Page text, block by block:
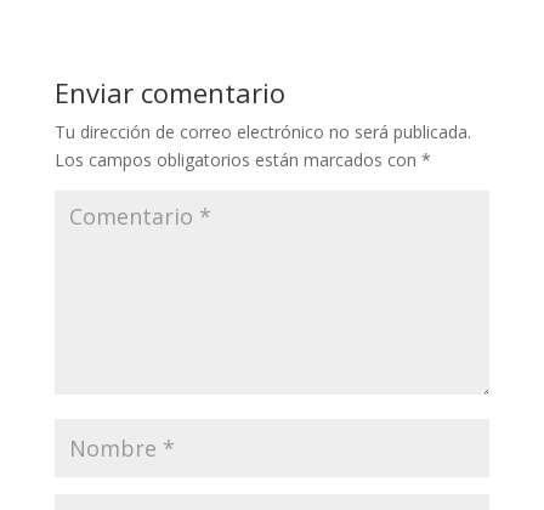
Enviar comentario
Tu dirección de correo electrónico no será publicada.
Los campos obligatorios están marcados con *